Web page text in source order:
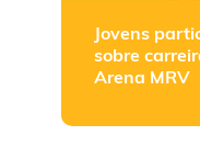
Jovens
sobre
Arena MRV